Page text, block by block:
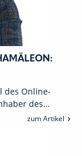
des Online-
des…
zum Artikel